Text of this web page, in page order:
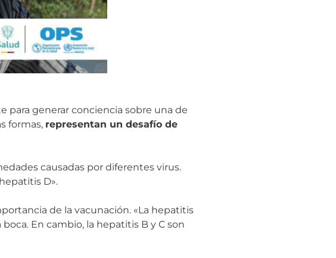
para generar conciencia sobre una de
formas, representan un desafío de
causadas por diferentes virus.
D».
de la vacunación. «La hepatitis
boca. En cambio, la hepatitis B y C son